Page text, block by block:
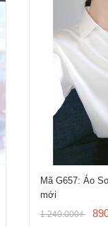
Mã G657: Áo
mới
1.240.000₫